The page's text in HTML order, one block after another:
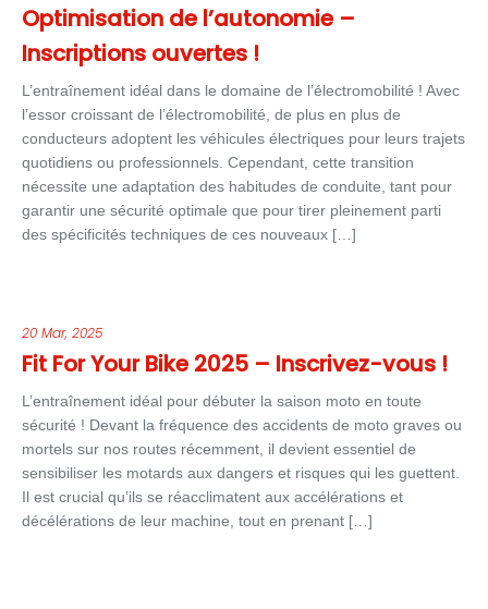
Optimisation de l’autonomie –
Inscriptions ouvertes !
L’entraînement idéal dans le domaine de l’électromobilité ! Avec
l’essor croissant de l’électromobilité, de plus en plus de
conducteurs adoptent les véhicules électriques pour leurs trajets
quotidiens ou professionnels. Cependant, cette transition
nécessite une adaptation des habitudes de conduite, tant pour
garantir une sécurité optimale que pour tirer pleinement parti
des spécificités techniques de ces nouveaux […]
20 Mar, 2025
Fit For Your Bike 2025 – Inscrivez-vous !
L’entraînement idéal pour débuter la saison moto en toute
sécurité ! Devant la fréquence des accidents de moto graves ou
mortels sur nos routes récemment, il devient essentiel de
sensibiliser les motards aux dangers et risques qui les guettent.
Il est crucial qu’ils se réacclimatent aux accélérations et
décélérations de leur machine, tout en prenant […]